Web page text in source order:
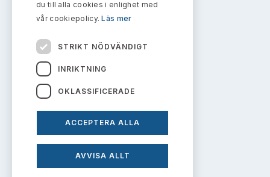
Publikationer och anföranden
info@aktiemarknadsnamnden.se
Om innehållet
Om webbplatsen
du till alla cookies i enlighet med
vår cookiepolicy.Läs mer
STRIKT NÖDVÄNDIGT
INRIKTNING
OKLASSIFICERADE
ACCEPTERA ALLA
AVVISA ALLT